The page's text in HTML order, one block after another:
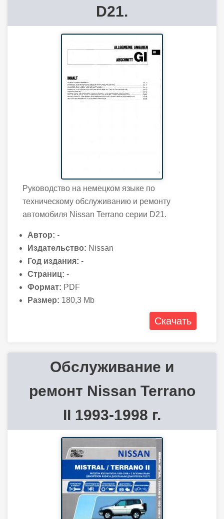
D21.
Руководство на немецком языке по
техническому обслуживанию и ремонту
автомобиля Nissan Terrano серии D21.
Автор: -
Издательство: Nissan
Год издания: -
Страниц: -
Формат: PDF
Размер: 180,3 Mb
Скачать
Обслуживание и
ремонт Nissan Terrano
II 1993-1998 г.